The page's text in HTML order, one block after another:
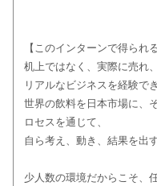
【このインターンで得られ
机上ではなく、実際に売れ
リアルなビジネスを経験で
世界の飲料を日本市場に、
ロセスを通じて、
自ら考え、動き、結果を出
少人数の環境だからこそ、